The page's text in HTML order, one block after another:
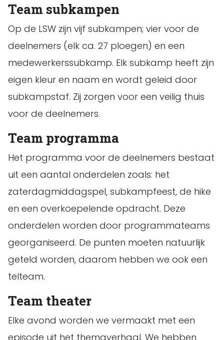
Team subkampen
Op de LSW zijn vijf subkampen; vier voor de
deelnemers (elk ca. 27 ploegen) en een
medewerkerssubkamp. Elk subkamp heeft zijn
eigen kleur en naam en wordt geleid door
subkampstaf. Zij zorgen voor een veilig thuis
voor de deelnemers.
Team programma
Het programma voor de deelnemers bestaat
uit een aantal onderdelen zoals: het
zaterdagmiddagspel, subkampfeest, de hike
en een overkoepelende opdracht. Deze
onderdelen worden door programmateams
georganiseerd. De punten moeten natuurlijk
geteld worden, daarom hebben we ook een
telteam.
Team theater
Elke avond worden we vermaakt met een
episode uit het themaverhaal. We hebben